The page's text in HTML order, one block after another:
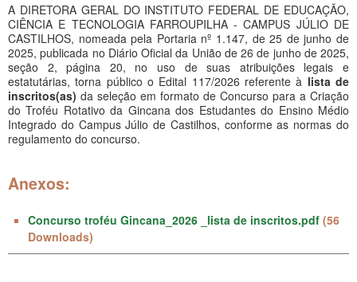
A DIRETORA GERAL DO INSTITUTO FEDERAL DE EDUCAÇÃO,
CIÊNCIA E TECNOLOGIA FARROUPILHA - CAMPUS JÚLIO DE
CASTILHOS, nomeada pela Portaria nº 1.147, de 25 de junho de
2025, publicada no Diário Oficial da União de 26 de junho de 2025,
seção 2, página 20, no uso de suas atribuições legais e
estatutárias, torna público o Edital 117/2026 referente à lista de
inscritos(as) da seleção em formato de Concurso para a Criação
do Troféu Rotativo da Gincana dos Estudantes do Ensino Médio
Integrado do Campus Júlio de Castilhos, conforme as normas do
regulamento do concurso.
Anexos:
Concurso troféu Gincana_2026 _lista de inscritos.pdf (56
Downloads)